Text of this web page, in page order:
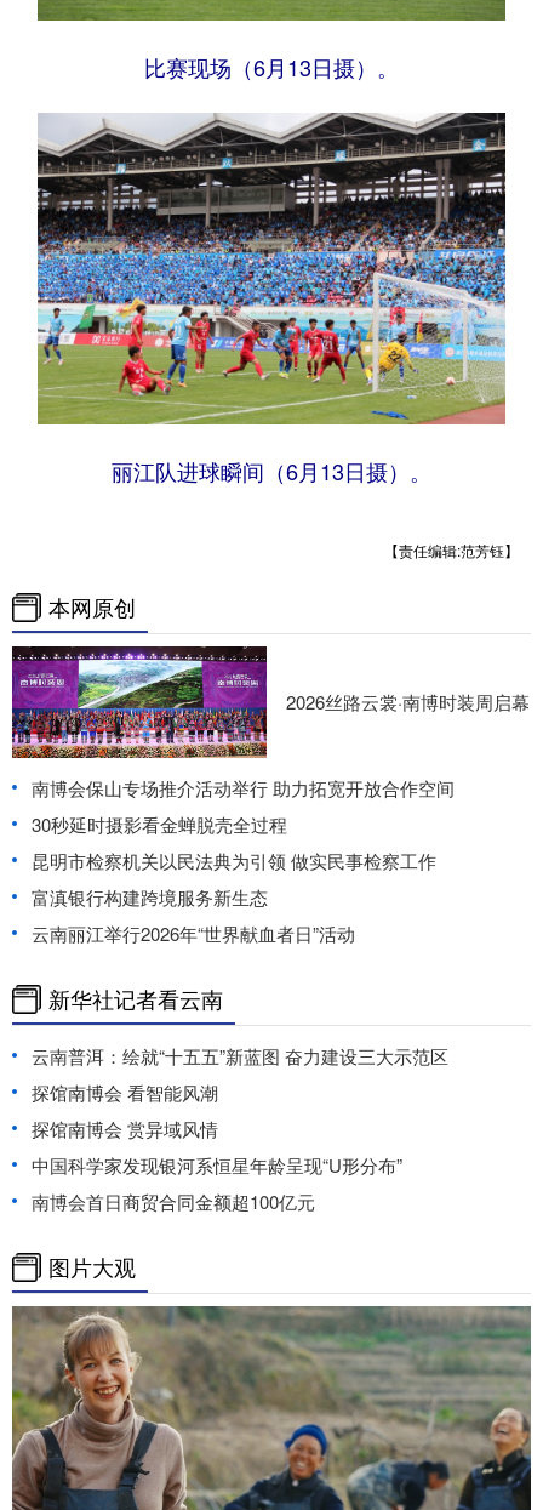
比赛现场（6月13日摄）。
丽江队进球瞬间（6月13日摄）。
【责任编辑:范芳钰】
本网原创
2026丝路云裳·南博时装周启幕
南博会保山专场推介活动举行 助力拓宽开放合作空间
30秒延时摄影看金蝉脱壳全过程
昆明市检察机关以民法典为引领 做实民事检察工作
富滇银行构建跨境服务新生态
云南丽江举行2026年“世界献血者日”活动
新华社记者看云南
云南普洱：绘就“十五五”新蓝图 奋力建设三大示范区
探馆南博会 看智能风潮
探馆南博会 赏异域风情
中国科学家发现银河系恒星年龄呈现“U形分布”
南博会首日商贸合同金额超100亿元
图片大观